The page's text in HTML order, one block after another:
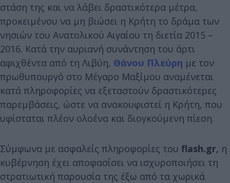
στάση της και να λάβει δραστικότερα μέτρα,
προκειμένου να μη βιώσει η Κρήτη το δράμα των
νησιών του Ανατολικού Αιγαίου τη διετία 2015 –
2016. Κατά την αυριανή συνάντηση του άρτι
αφιχθέντα από τη Λιβύη, Θάνου Πλεύρη με τον
πρωθυπουργό στο Μέγαρο Μαξίμου αναμένεται
κατά πληροφορίες να εξεταστούν δραστικότερες
παρεμβάσεις, ώστε να ανακουφιστεί η Κρήτη, που
υφίσταται πλέον ολοένα και διογκούμενη πίεση.
Σύμφωνα με ασφαλείς πληροφορίες του flash.gr, η
κυβέρνηση έχει αποφασίσει να ισχυροποιήσει τη
στρατιωτική παρουσία της έξω από τα χωρικά